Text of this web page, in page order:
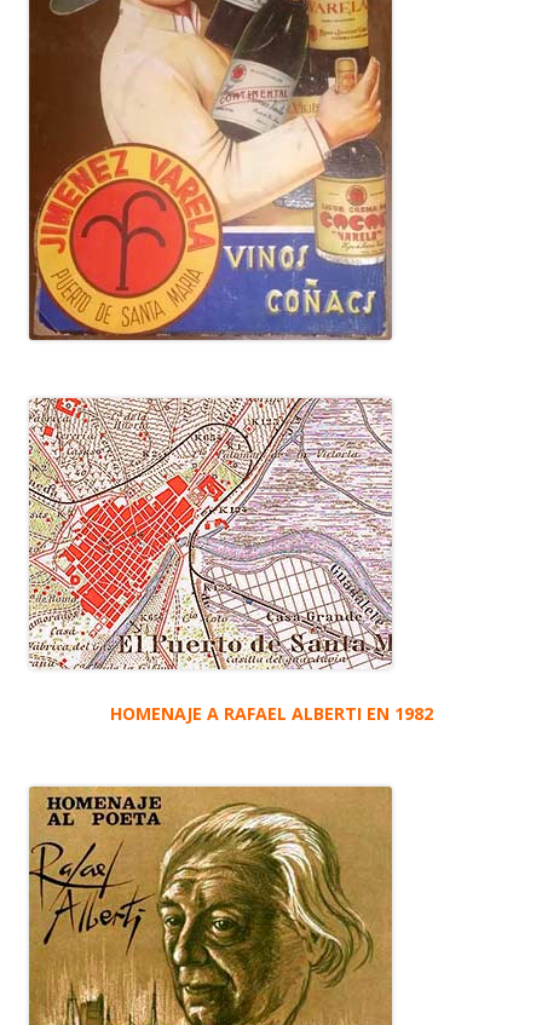
HOMENAJE A RAFAEL ALBERTI EN 1982